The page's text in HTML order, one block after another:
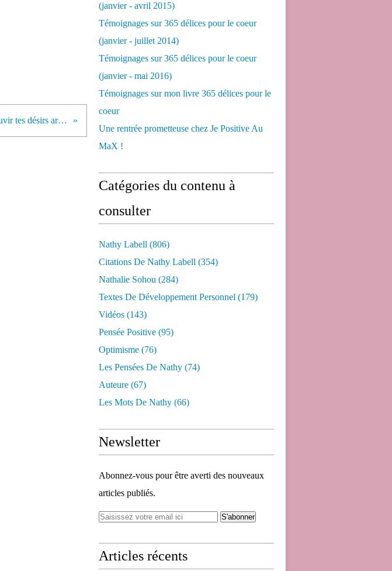
OSE assouvir tes désirs ardents...
(janvier - avril 2015)
Témoignages sur 365 délices pour le coeur
(janvier - juillet 2014)
Témoignages sur 365 délices pour le coeur
(janvier - mai 2016)
Témoignages sur mon livre 365 délices pour le
coeur
Une rentrée prometteuse chez Je Positive Au
MaX !
Catégories du contenu à
consulter
Nathy Labell (806)
Citations De Nathy Labell (354)
Nathalie Sohou (284)
Textes De Développement Personnel (179)
Vidéos (143)
Pensée Positive (95)
Optimisme (76)
Les Pensées De Nathy (74)
Auteure (67)
Les Mots De Nathy (66)
Newsletter
Abonnez-vous pour être averti des nouveaux
articles publiés.
Articles récents